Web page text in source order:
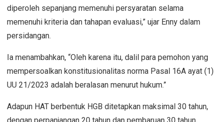
diperoleh sepanjang memenuhi persyaratan selama
memenuhi kriteria dan tahapan evaluasi,” ujar Enny dalam
persidangan.
Ia menambahkan, “Oleh karena itu, dalil para pemohon yang
mempersoalkan konstitusionalitas norma Pasal 16A ayat (1)
UU 21/2023 adalah beralasan menurut hukum.”
Adapun HAT berbentuk HGB ditetapkan maksimal 30 tahun,